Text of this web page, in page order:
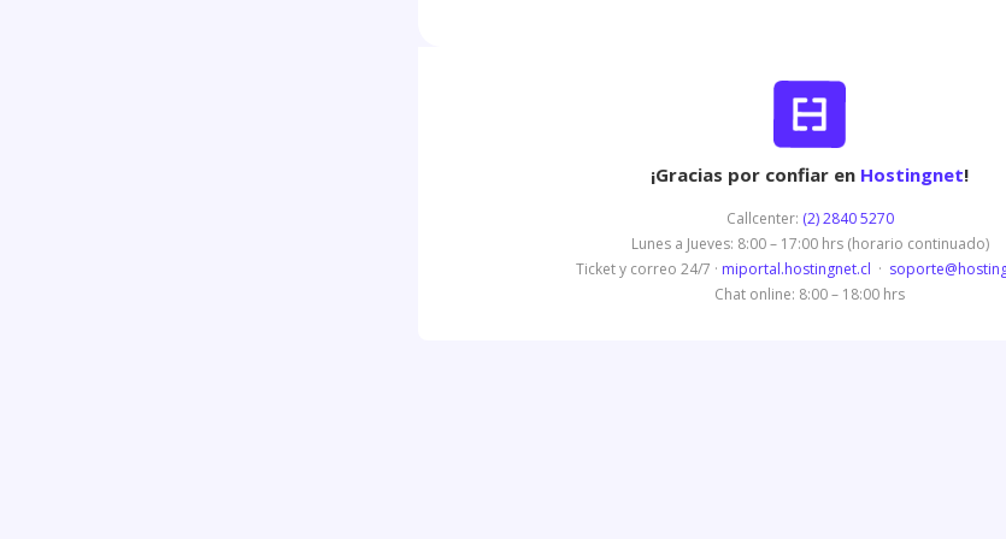
¡Gracias por confiar en Hostingnet!
Callcenter: (2) 2840 5270
Lunes a Jueves: 8:00 – 17:00 hrs (horario continuado)
Ticket y correo 24/7 · miportal.hostingnet.cl ·
Chat online: 8:00 – 18:00 hrs